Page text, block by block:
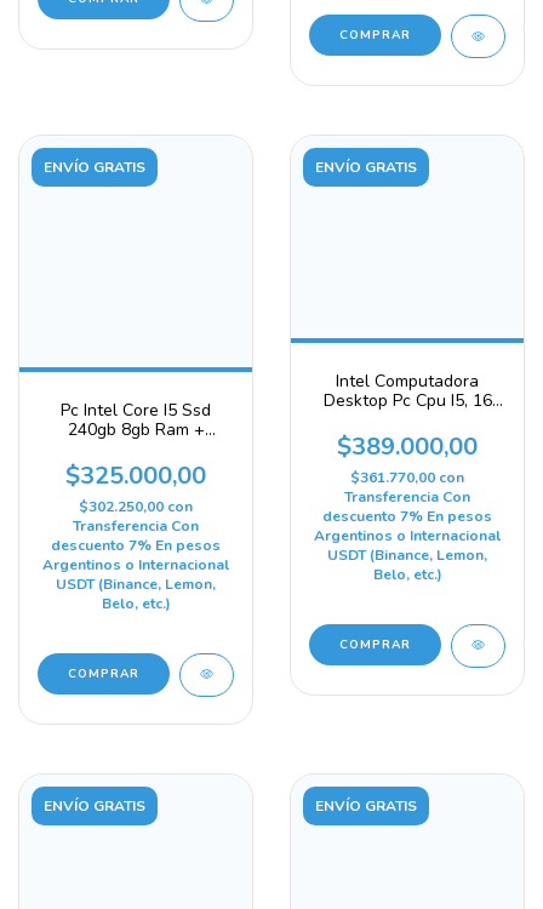
ENVÍO GRATIS
Pc Intel Core I5 Ssd
240gb 8gb Ram +
240 Gb 8 Gb Integrada
Intel
$325.000,00
$302.250,00 con
Transferencia Con
descuento 7% En pesos
Argentinos o Internacional
USDT (Binance, Lemon,
Belo, etc.)
ENVÍO GRATIS
Intel Computadora
Desktop Pc Cpu I5, 16
Gb
$389.000,00
$361.770,00 con
Transferencia Con
descuento 7% En pesos
Argentinos o Internacional
USDT (Binance, Lemon,
Belo, etc.)
COMPRAR
ENVÍO GRATIS ENVÍO GRATIS